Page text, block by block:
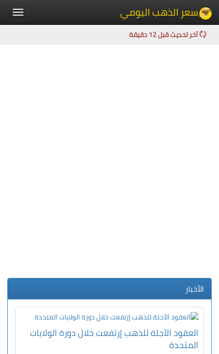
Toggle سعر الذهب اليومي
آخر تحديث قبل 12 دقيقة
الأخبار
العقود الآجلة للذهب إرتفعت خلال دورة الولايات
المتحدة